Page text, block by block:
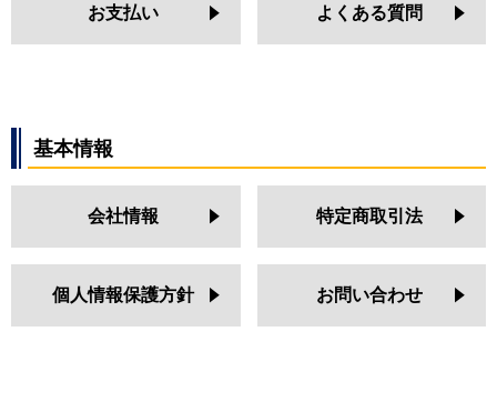
お支払い よくある質問
基本情報
会社情報 特定商取引法
個人情報保護方針 お問い合わせ